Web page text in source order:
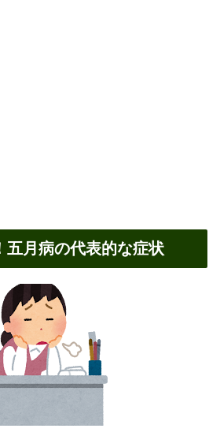
五月病の代表的な症状